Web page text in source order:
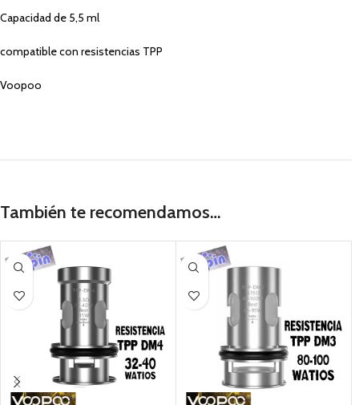
Capacidad de 5,5 ml
compatible con resistencias TPP
Voopoo
También te recomendamos…